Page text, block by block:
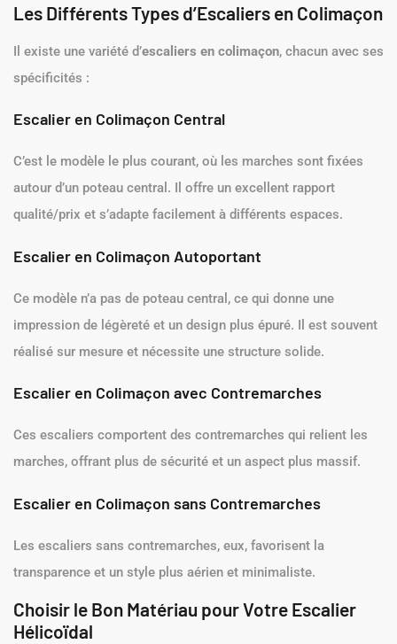
Les Différents Types d’Escaliers en Colimaçon
Il existe une variété d’escaliers en colimaçon, chacun avec ses
spécificités :
Escalier en Colimaçon Central
C’est le modèle le plus courant, où les marches sont fixées
autour d’un poteau central. Il offre un excellent rapport
qualité/prix et s’adapte facilement à différents espaces.
Escalier en Colimaçon Autoportant
Ce modèle n’a pas de poteau central, ce qui donne une
impression de légèreté et un design plus épuré. Il est souvent
réalisé sur mesure et nécessite une structure solide.
Escalier en Colimaçon avec Contremarches
Ces escaliers comportent des contremarches qui relient les
marches, offrant plus de sécurité et un aspect plus massif.
Escalier en Colimaçon sans Contremarches
Les escaliers sans contremarches, eux, favorisent la
transparence et un style plus aérien et minimaliste.
Choisir le Bon Matériau pour Votre Escalier
Hélicoïdal